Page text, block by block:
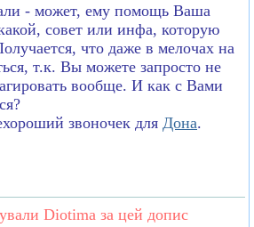
- может, ему помощь Ваша
совет или инфа, которую
что даже в мелочах на
т.к. Вы можете запросто не
вообще. И как с Вами
звоночек для Дона.
Diotima за цей допис